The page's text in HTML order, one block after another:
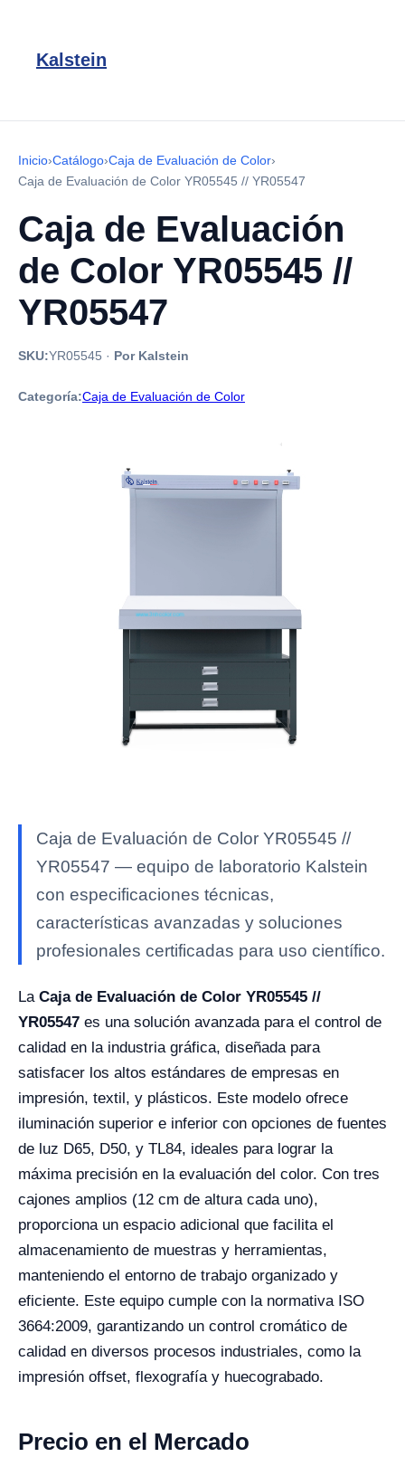
Kalstein
Inicio›Catálogo›Caja de Evaluación de Color›
Caja de Evaluación de Color YR05545 // YR05547
Caja de Evaluación
de Color YR05545 //
YR05547
SKU:YR05545 · Por Kalstein
Categoría:Caja de Evaluación de Color
Caja de Evaluación de Color YR05545 //
YR05547 — equipo de laboratorio Kalstein
con especificaciones técnicas,
características avanzadas y soluciones
profesionales certificadas para uso científico.
La Caja de Evaluación de Color YR05545 //
YR05547 es una solución avanzada para el control de
calidad en la industria gráfica, diseñada para
satisfacer los altos estándares de empresas en
impresión, textil, y plásticos. Este modelo ofrece
iluminación superior e inferior con opciones de fuentes
de luz D65, D50, y TL84, ideales para lograr la
máxima precisión en la evaluación del color. Con tres
cajones amplios (12 cm de altura cada uno),
proporciona un espacio adicional que facilita el
almacenamiento de muestras y herramientas,
manteniendo el entorno de trabajo organizado y
eficiente. Este equipo cumple con la normativa ISO
3664:2009, garantizando un control cromático de
calidad en diversos procesos industriales, como la
impresión offset, flexografía y huecograbado.
Precio en el Mercado